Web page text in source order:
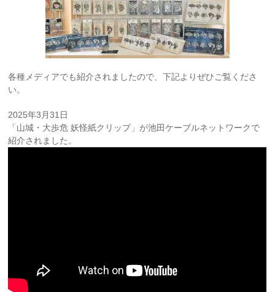
各種メディアでも紹介されましたので、下記よりぜひご覧くださ
い。
2025年3月31日
「山城・大歩危 妖怪紙クリップ」が池田ケーブルネットワークで
紹介されました。